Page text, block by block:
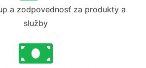
a zodpovednosť za produkty a
služby